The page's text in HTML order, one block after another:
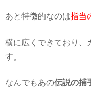
あと特徴的なのは指当
横に広くできており、
す。
なんでもあの伝説の捕